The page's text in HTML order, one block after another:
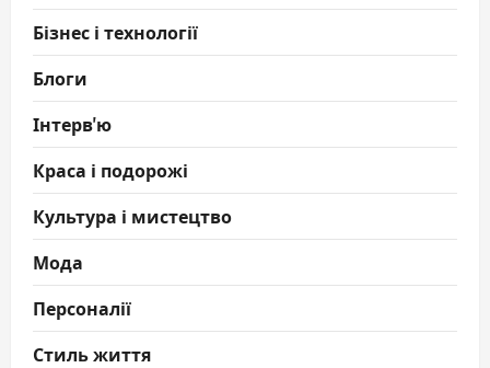
Бізнес і технології
Блоги
Інтерв'ю
Краса і подорожі
Культура і мистецтво
Мода
Персоналії
Стиль життя